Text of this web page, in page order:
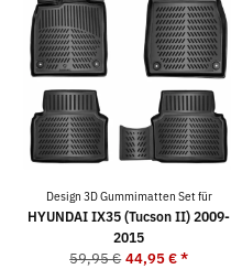
Design 3D Gummimatten Set für
HYUNDAI IX35 (Tucson II) 2009-
2015
59,95 € 44,95 €*